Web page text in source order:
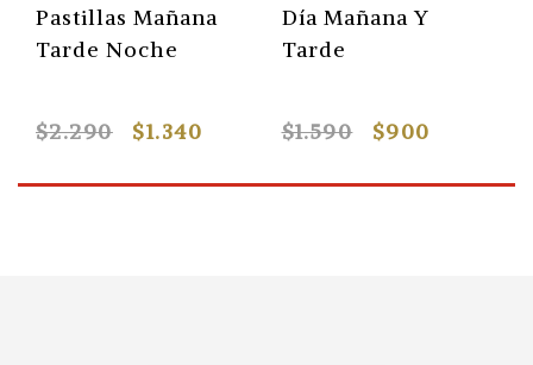
Pastillas Mañana
Tarde Noche
$2.290 $1.340
Día Mañana Y
Tarde
$1.590 $900